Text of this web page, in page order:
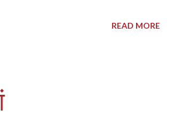
by the employer. 4. Thus,
she filed an application
READ MORE